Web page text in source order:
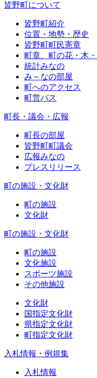
皆野町について
皆野町紹介
位置・地勢・歴史
皆野町町民憲章
町章、町の花・木
統計みなの
み～なの部屋
町へのアクセス
町営バス
町長・議会・広報
町長の部屋
皆野町町議会
広報みなの
プレスリリース
町の施設・文化財
町の施設
文化財
町の施設・文化財
町の施設
文化施設
スポーツ施設
その他施設
文化財
国指定文化財
県指定文化財
町指定文化財
入札情報・例規集
入札情報